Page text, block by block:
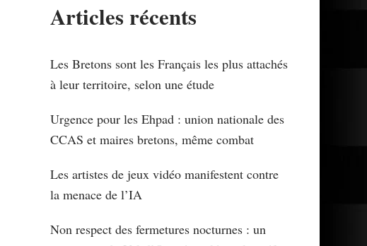
Articles récents
Les Bretons sont les Français les plus attachés
à leur territoire, selon une étude
Urgence pour les Ehpad : union nationale des
CCAS et maires bretons, même combat
Les artistes de jeux vidéo manifestent contre
la menace de l’IA
Non respect des fermetures nocturnes : un